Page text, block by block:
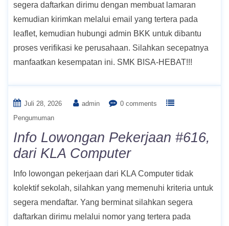
segera daftarkan dirimu dengan membuat lamaran
kemudian kirimkan melalui email yang tertera pada
leaflet, kemudian hubungi admin BKK untuk dibantu
proses verifikasi ke perusahaan. Silahkan secepatnya
manfaatkan kesempatan ini. SMK BISA-HEBAT!!!
Juli 28, 2026 admin
0 comments
Pengumuman
Info Lowongan Pekerjaan #616,
dari KLA Computer
Info lowongan pekerjaan dari KLA Computer tidak
kolektif sekolah, silahkan yang memenuhi kriteria untuk
segera mendaftar. Yang berminat silahkan segera
daftarkan dirimu melalui nomor yang tertera pada